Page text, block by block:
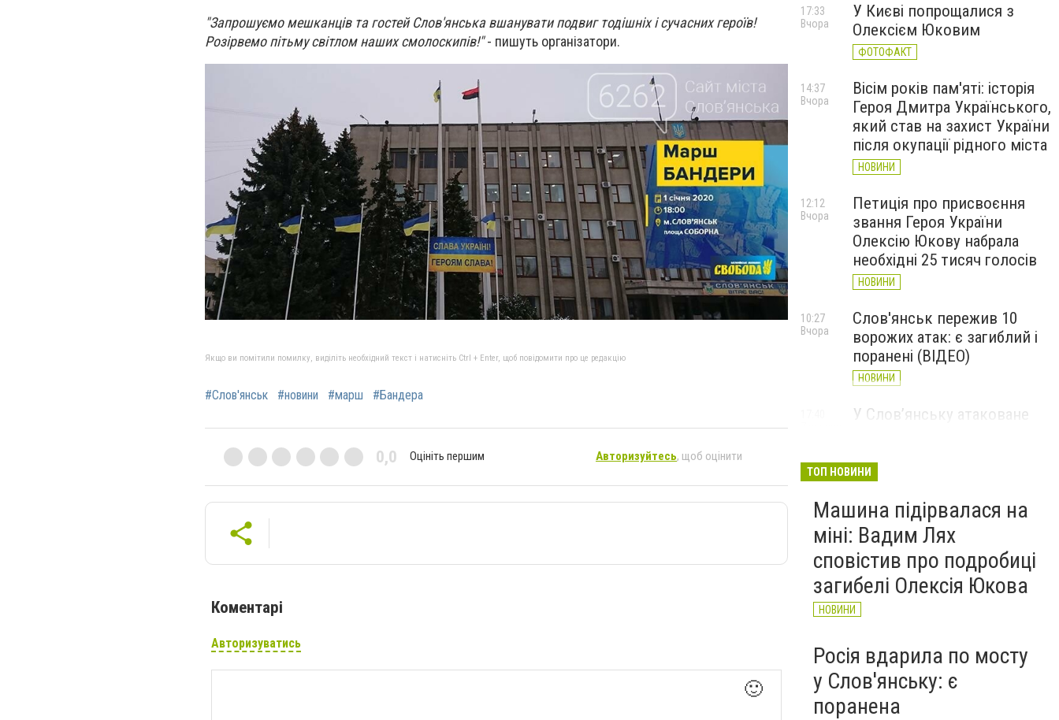
"Запрошуємо мешканців та гостей Слов'янська вшанувати подвиг тодішніх і сучасних героїв!
Розірвемо пітьму світлом наших смолоскипів!"- пишуть організатори.
Якщо ви помітили помилку, виділіть необхідний текст і натисніть Ctrl + Enter, щоб повідомити про це редакцію
#Слов'янськ #новини #марш #Бандера
0,0 Оцініть першим Авторизуйтесь, щоб оцінити
Коментарі
Авторизуватись
🙂
У Києві попрощалися з
Олексієм Юковим
ФОТОФАКТ
17:33
Вчора
Вісім років пам'яті: історія
Героя Дмитра Українського,
який став на захист України
після окупації рідного міста
НОВИНИ
14:37
Вчора
Петиція про присвоєння
звання Героя України
Олексію Юкову набрала
необхідні 25 тисяч голосів
НОВИНИ
12:12
Вчора
Слов'янськ пережив 10
ворожих атак: є загиблий і
поранені (ВІДЕО)
НОВИНИ
10:27
Вчора
У Слов’янську атаковане
НОВИНИ
ТОП НОВИНИ
Машина підірвалася на
міні: Вадим Лях
сповістив про подробиці
загибелі Олексія Юкова
НОВИНИ
Росія вдарила по мосту
у Слов'янську: є
поранена